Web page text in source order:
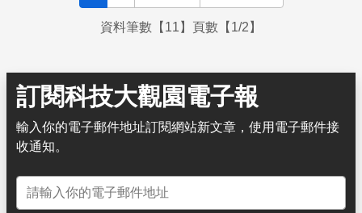
資料筆數【11】頁數【1/2】
訂閱科技大觀園電子報
輸入你的電子郵件地址訂閱網站新文章，使用電子郵件接
收通知。
電子郵件地址